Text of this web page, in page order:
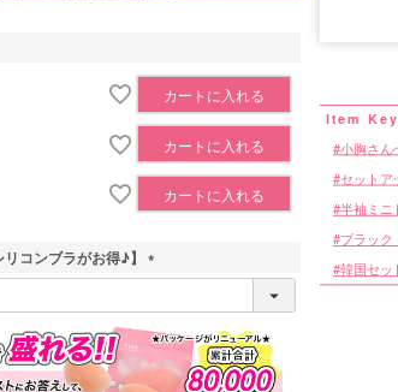
カートに入れる
カートに入れる
カートに入れる
リコンブラがお得♪】
(
必
須
)
小胸さん
セットア
半袖ミニ
ブラック
韓国セッ